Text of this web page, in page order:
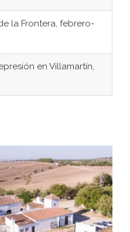
la Frontera, febrero-
en Villamartín,
febrero-julio 1936
en el campo: del